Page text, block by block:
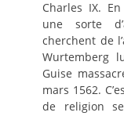
Charles IX.
une sorte
cherchent de
Wurtemberg
Guise
mars 1562.
de religion